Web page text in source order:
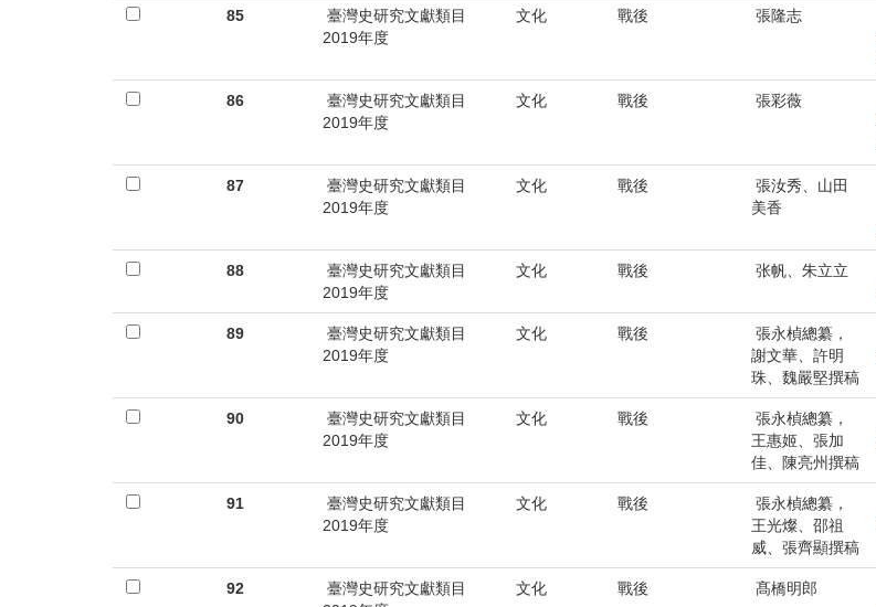
85
臺灣史研究文獻類目
2019年度
文化 戰後 張隆志
86
臺灣史研究文獻類目
2019年度
文化 戰後 張彩薇
87
臺灣史研究文獻類目
2019年度
文化 戰後
張汝秀、山田
美香
88
臺灣史研究文獻類目
2019年度
文化 戰後 张帆、朱立立
89
臺灣史研究文獻類目
2019年度
文化 戰後
張永楨總纂，
謝文華、許明
珠、魏嚴堅撰稿
90
臺灣史研究文獻類目
2019年度
文化 戰後
張永楨總纂，
王惠姬、張加
佳、陳亮州撰稿
91
臺灣史研究文獻類目
2019年度
文化 戰後
張永楨總纂，
王光燦、邵祖
威、張齊顯撰稿
92
臺灣史研究文獻類目
文化 戰後 髙橋明郎